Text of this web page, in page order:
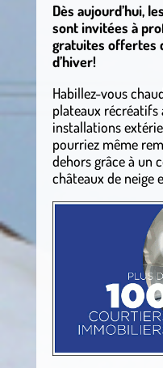
Dès aujourd’hui,
sont invitées à
gratuites offertes
d’hiver!
Habillez-vous
plateaux récréatifs
installations
pourriez même
dehors grâce à un
châteaux de neige